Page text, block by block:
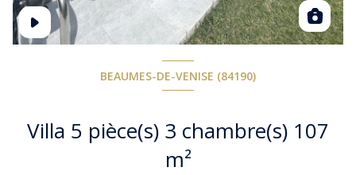
BEAUMES-DE-VENISE (84190)
Villa 5 pièce(s) 3 chambre(s) 107
m²